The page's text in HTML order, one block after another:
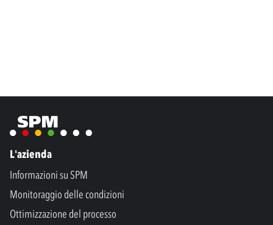
L'azienda
Informazioni su SPM
Monitoraggio delle condizioni
Ottimizzazione del processo